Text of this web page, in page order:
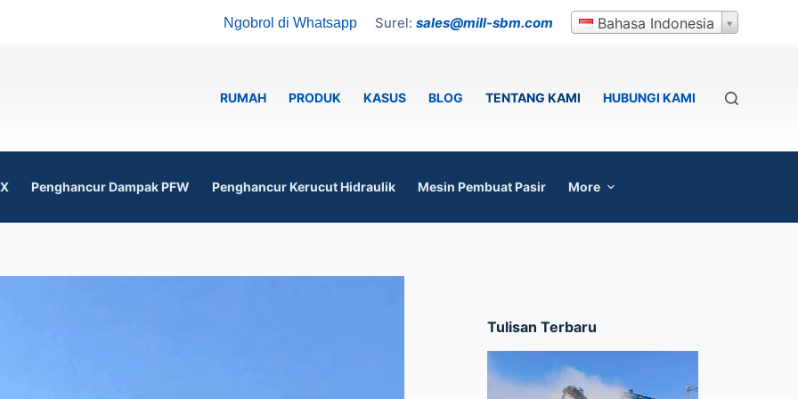
Ngobrol di Whatsapp Surel: sales@mill-sbm.com Bahasa Indonesia
RUMAH PRODUK KASUS BLOG TENTANG KAMI HUBUNGI KAMI
Penghancur Dampak PFW Penghancur Kerucut Hidraulik Mesin Pembuat Pasir More
Tulisan Terbaru